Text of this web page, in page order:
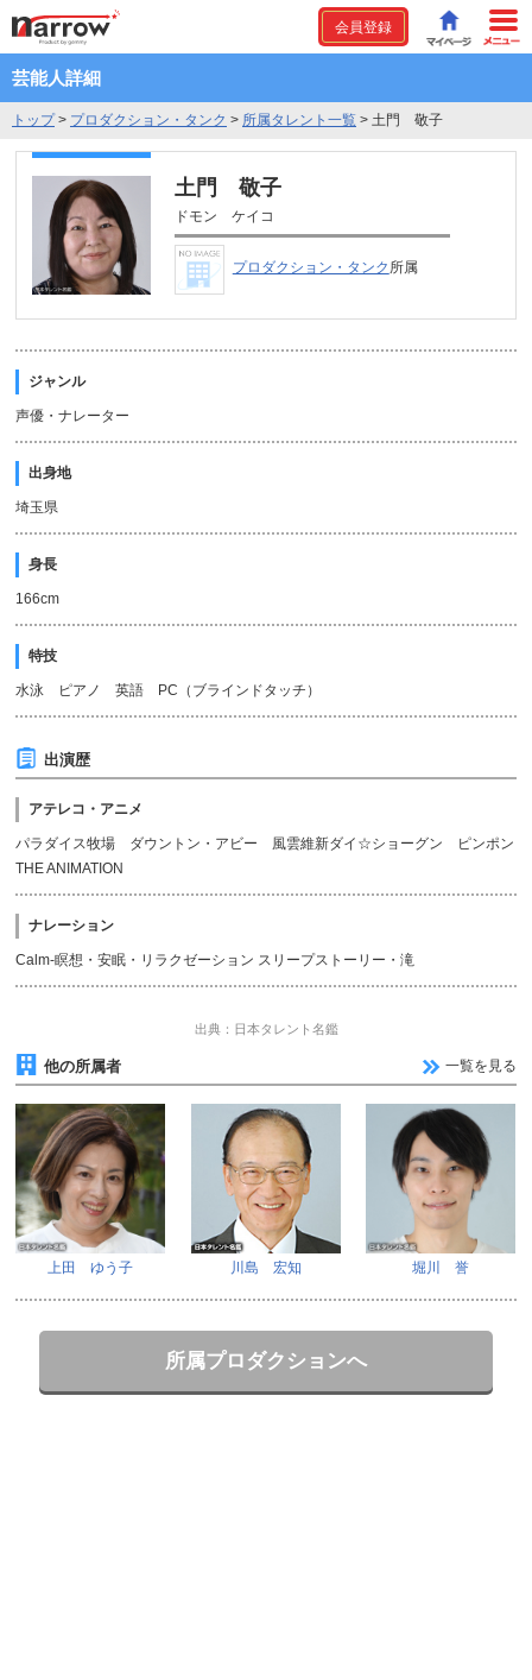
会員登録
芸能人詳細
トップ> プロダクション・タンク > 所属タレント一覧 > 土門 敬子
土門 敬子
ドモン ケイコ
プロダクション・タンク 所属
ジャンル
声優・ナレーター
出身地
埼玉県
身長
166cm
特技
水泳 ピアノ 英語 PC（ブラインドタッチ）
出演歴
アテレコ・アニメ
パラダイス牧場 ダウントン・アビー 風雲維新ダイ☆ショーグン ピンポン
THE ANIMATION
ナレーション
Calm-瞑想・安眠・リラクゼーション スリープストーリー・滝
出典：日本タレント名鑑
他の所属者 一覧を見る
上田 ゆう子 川島 宏知 堀川 誉
所属プロダクションへ